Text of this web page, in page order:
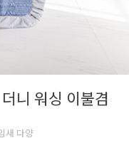
니 워싱 이불겸
새 다양